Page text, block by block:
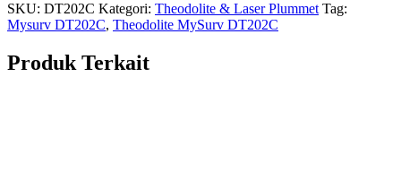
SKU: DT202C Kategori: Theodolite & Laser Plummet Tag:
Mysurv DT202C, Theodolite MySurv DT202C
Produk Terkait